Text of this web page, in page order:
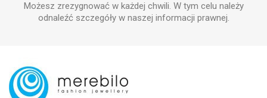
Możesz zrezygnować w każdej chwili. W tym celu należy
odnaleźć szczegóły w naszej informacji prawnej.